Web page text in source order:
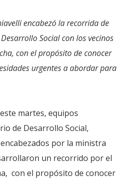
encabezó la recorrida de
Social con los vecinos
con el propósito de conocer
urgentes a abordar para
martes, equipos
de Desarrollo Social,
por la ministra
un recorrido por el
con el propósito de conocer